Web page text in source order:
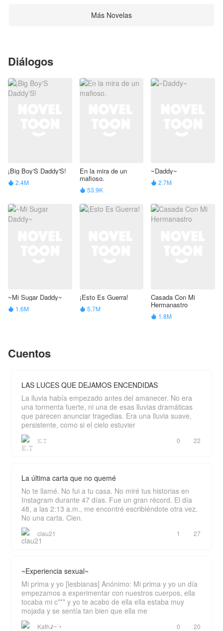
Más Novelas
Diálogos
¡Big Boy'S Daddy'S!
 2.4M
En la mira de un
mafioso.
 53.9K
~Daddy~
 2.7M
~Mi Sugar Daddy~
 1.6M
¡Esto Es Guerra!
 5.7M
Casada Con Mi
Hermanastro
 1.8M
Cuentos
LAS LUCES QUE DEJAMOS ENCENDIDAS
La lluvia había empezado antes del amanecer. No era
una tormenta fuerte, ni una de esas lluvias dramáticas
que parecen anunciar tragedias. Era una lluvia suave,
persistente, como si el cielo estuvier
𝙴.𝚃 0 22
La última carta que no quemé
No te llamé. No fui a tu casa. No miré tus historias en
Instagram durante 47 días. Fue un gran récord. El día
48, a las 2:13 a.m., me encontré escribiéndote otra vez.
No una carta. Cien.
clau21 1 27
~Experiencia sexual~
Mi prima y yo [lesbianas] Anónimo: Mi prima y yo un día
empezamos a experimentar con nuestros cuerpos, ella
tocaba mi c*** y yo te acabo de ella ella estaba muy
mojada y se sentía tan bien que ella me
Kath♪~`• 0 20